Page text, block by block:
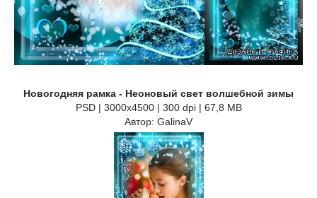
Новогодняя рамка - Неоновый свет волшебной зимы
PSD | 3000x4500 | 300 dpi | 67,8 MB
Автор: GalinaV